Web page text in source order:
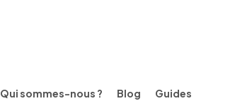
Qui sommes-nous ? Blog Guides